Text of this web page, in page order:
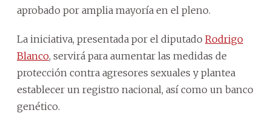
aprobado por amplia mayoría en el pleno.
La iniciativa, presentada por el diputado Rodrigo
Blanco, servirá para aumentar las medidas de
protección contra agresores sexuales y plantea
establecer un registro nacional, así como un banco
genético.